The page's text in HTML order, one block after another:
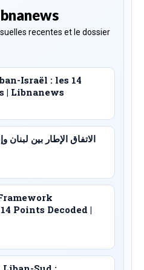
recentes et le dossier
Israël : les 14
| Libnanews
الاتفاق الإطار بين
Points Decoded |